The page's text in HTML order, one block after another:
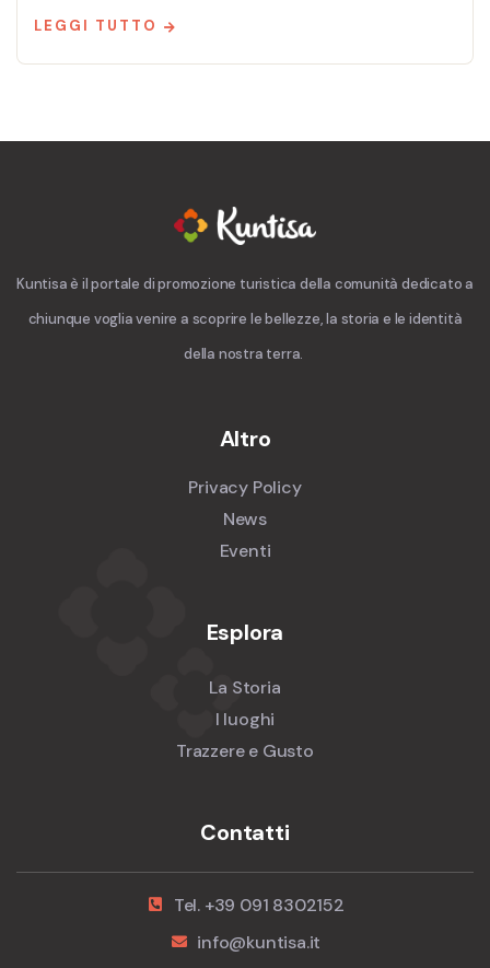
LEGGI TUTTO
Kuntisa è il portale di promozione turistica della comunità dedicato a
chiunque voglia venire a scoprire le bellezze, la storia e le identità
della nostra terra.
Altro
Privacy Policy
News
Eventi
Esplora
La Storia
I luoghi
Trazzere e Gusto
Contatti
Tel. +39 091 8302152
info@kuntisa.it